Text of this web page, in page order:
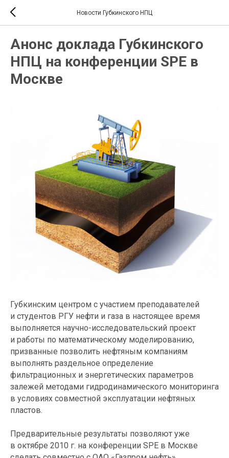
Новости Губкинского НПЦ
Анонс доклада Губкинского
НПЦ на конференции SPE в
Москве
Губкинским центром с участием преподавателей
и студентов РГУ нефти и газа в настоящее время
выполняется научно-исследовательский проект
и работы по математическому моделированию,
призванные позволить нефтяным компаниям
выполнять раздельное определение
фильтрационных и энергетических параметров
залежей методами гидродинамического мониторинга
в условиях совместной эксплуатации нефтяных
пластов.
Предварительные результаты позволяют уже
в октябре 2010 г. на конференции SPE в Москве